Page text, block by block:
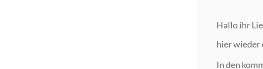
Hallo ihr
hier wieder
In den